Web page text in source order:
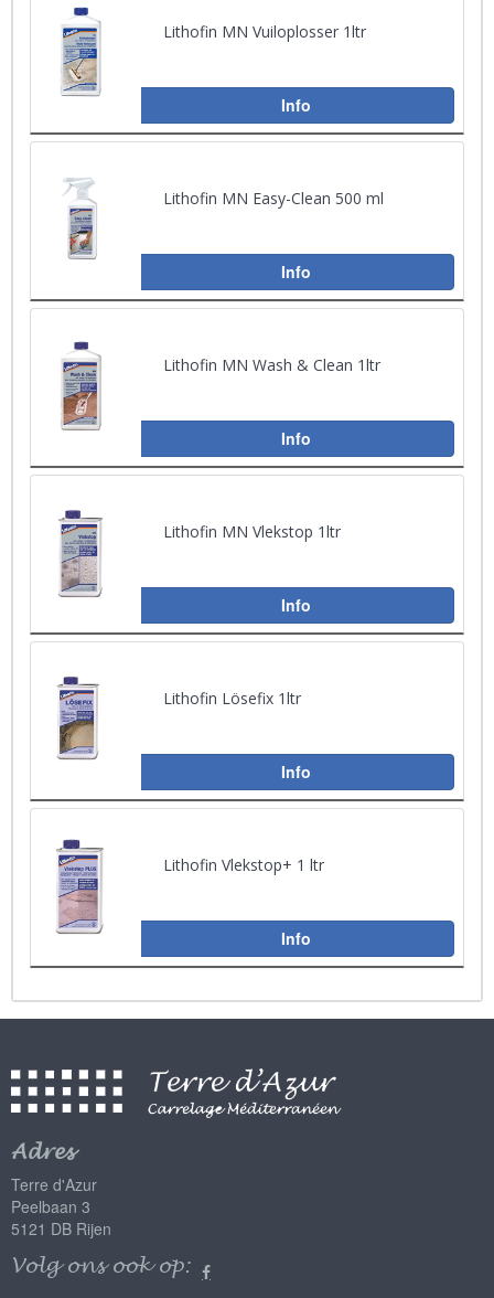
Lithofin MN Vuiloplosser 1ltr
Info
Lithofin MN Easy-Clean 500 ml
Info
Lithofin MN Wash & Clean 1ltr
Info
Lithofin MN Vlekstop 1ltr
Info
Lithofin Lösefix 1ltr
Info
Lithofin Vlekstop+ 1 ltr
Info
Adres
Terre d'Azur
Peelbaan 3
5121 DB Rijen
Volg ons ook op: